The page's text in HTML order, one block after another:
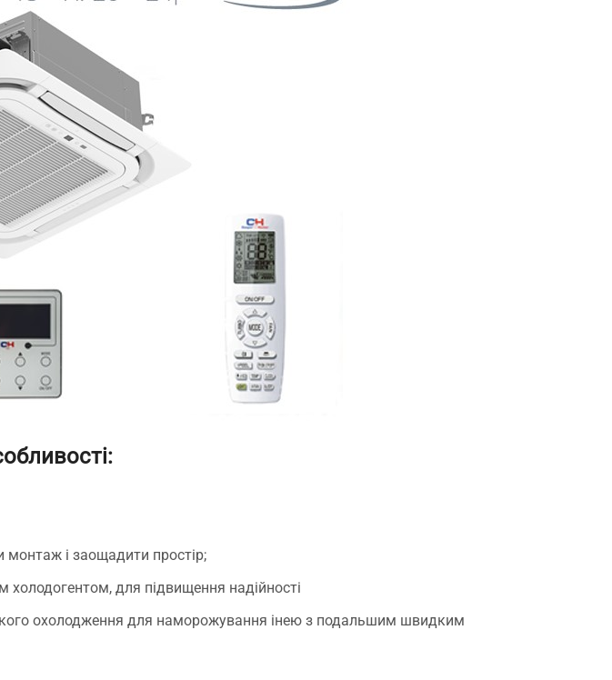
встановлення.
і заощадити простір;
холодогентом, для підвищення надійності
охолодження для наморожування інею з подальшим швидким